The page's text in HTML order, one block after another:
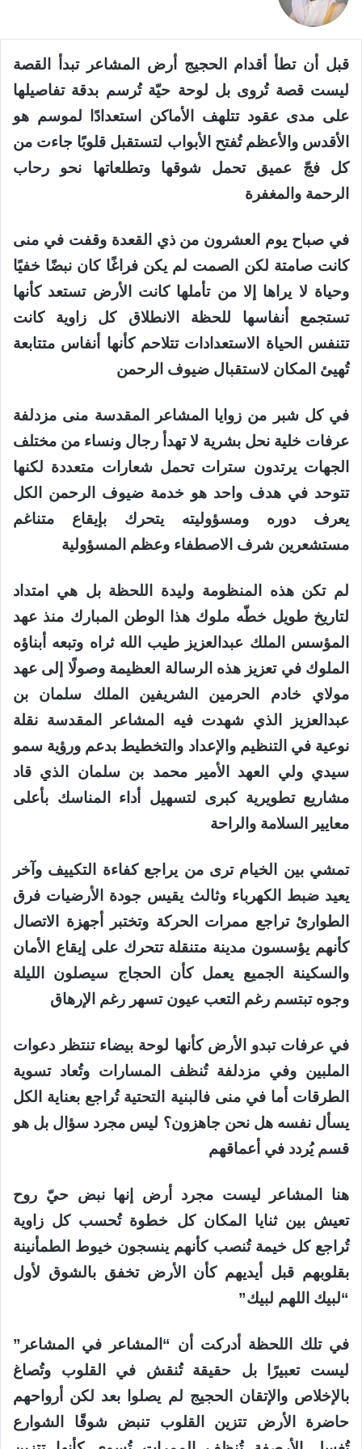
قبل أن تطأ أقدام الحجيج أرض المشاعر تبدأ القصة
ليست قصة تُروى بل لوحة حيّة تُرسم بدقة تفاصيلها
على مدى عقود تتلهف الأماكن استعدادًا لموسم هو
الأقدس والأعظم تُفتح الأبواب لتستقبل قلوبًا جاءت من
كل فجّ عميق تحمل شوقها وتطلعاتها نحو رحاب
الرحمة والمغفرة
في صباح يوم العشرون من ذي القعدة وقفت في منى
كانت صامتة لكن الصمت لم يكن فراغًا كان نبضًا خفيًا
وحياة لا يراها إلا من تأملها كانت الأرض تستعد كأنها
تستجمع أنفاسها للحظة الانطلاق كل زاوية كانت
تتنفس الحياة الاستعدادات تتلاحم كأنها أنفاس متتابعة
تُهيئ المكان لاستقبال ضيوف الرحمن
في كل شبر من زوايا المشاعر المقدسة منى مزدلفة
عرفات خلية نحل بشرية لا تهدأ رجال ونساء من مختلف
الجهات يرتدون سترات تحمل شعارات متعددة لكنها
تتوحد في هدف واحد هو خدمة ضيوف الرحمن الكل
يعرف دوره ومسؤوليته يتحرك بإيقاع متناغم
مستشعرين شرف الاصطفاء وعظم المسؤولية
لم تكن هذه المنظومة وليدة اللحظة بل هي امتداد
لتاريخ طويل خطّه ملوك هذا الوطن المبارك منذ عهد
المؤسس الملك عبدالعزيز طيب الله ثراه وتبعه أبناؤه
الملوك في تعزيز هذه الرسالة العظيمة وصولًا إلى عهد
مولاي خادم الحرمين الشريفين الملك سلمان بن
عبدالعزيز الذي شهدت فيه المشاعر المقدسة نقلة
نوعية في التنظيم والإعداد والتخطيط بدعم ورؤية سمو
سيدي ولي العهد الأمير محمد بن سلمان الذي قاد
مشاريع تطويرية كبرى لتسهيل أداء المناسك بأعلى
معايير السلامة والراحة
تمشي بين الخيام ترى من يراجع كفاءة التكييف وآخر
يعيد ضبط الكهرباء وثالث يقيس جودة الأرضيات فرق
الطوارئ تراجع ممرات الحركة وتختبر أجهزة الاتصال
كأنهم يؤسسون مدينة متنقلة تتحرك على إيقاع الأمان
والسكينة الجميع يعمل كأن الحجاج سيصلون الليلة
وجوه تبتسم رغم التعب عيون تسهر رغم الإرهاق
في عرفات تبدو الأرض كأنها لوحة بيضاء تنتظر دعوات
الملبين وفي مزدلفة تُنظف المسارات وتُعاد تسوية
الطرقات أما في منى فالبنية التحتية تُراجع بعناية الكل
يسأل نفسه هل نحن جاهزون؟ ليس مجرد سؤال بل هو
قسم يُردد في أعماقهم
هنا المشاعر ليست مجرد أرض إنها نبض حيّ روح
تعيش بين ثنايا المكان كل خطوة تُحسب كل زاوية
تُراجع كل خيمة تُنصب كأنهم ينسجون خيوط الطمأنينة
بقلوبهم قبل أيديهم كأن الأرض تخفق بالشوق لأول
“لبيك اللهم لبيك”
في تلك اللحظة أدركت أن “المشاعر في المشاعر”
ليست تعبيرًا بل حقيقة تُنقش في القلوب وتُصاغ
بالإخلاص والإتقان الحجيج لم يصلوا بعد لكن أرواحهم
حاضرة الأرض تتزين القلوب تنبض شوقًا الشوارع